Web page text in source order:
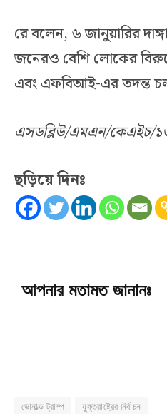
রে বলেন, ৬ জানুয়ারির
জনেরও বেশি লোকের
এবং এফবিআই-এর তদন্ত
এসডব্লিউ/এমএন/কেএইচ/
ছড়িয়ে দিনঃ
আপনার মতামত জানানঃ
ডোনাল্ড ট্রাম্প যুক্তরাষ্ট্রের নির্বাচন